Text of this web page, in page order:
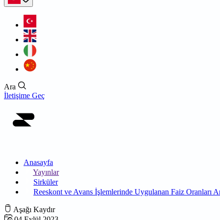
Ara
İletişime Geç
Anasayfa
Yayınlar
Sirküler
Reeskont ve Avans İşlemlerinde Uygulanan Faiz Oranları
Aşağı Kaydır